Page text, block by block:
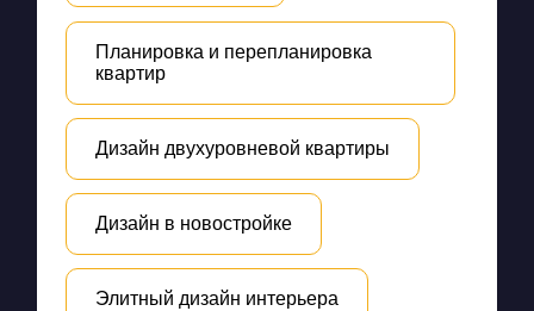
Планировка и перепланировка
квартир
Дизайн двухуровневой квартиры
Дизайн в новостройке
Элитный дизайн интерьера